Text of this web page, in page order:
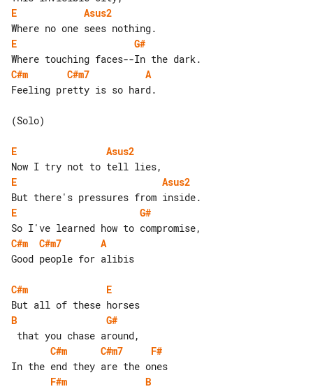
E
Asus2
E
G#
C#m
C#m7
A
Feeling pretty is so hard.
(Solo)
E
Asus2
E
Asus2
E
G#
C#m
C#m7
A
Good people for alibis
C#m
E
B
G#
C#m
C#m7
F#
F#m
B